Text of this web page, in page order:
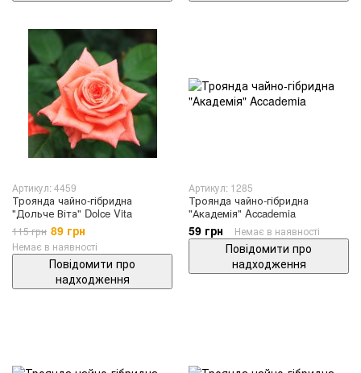
Артикул: 4459
Троянда чайно-гібридна
"Дольче Віта" Dolce Vita
115 грн 89 грн
Немає в наявності
Повідомити про
надходження
Артикул: 1285
Троянда чайно-гібридна
"Академія" Accademia
59 грн Немає в наявності
Повідомити про
надходження